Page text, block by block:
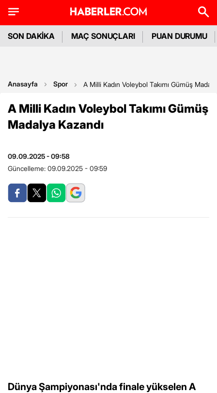
SON DAKİKA MAÇ SONUÇLARI PUAN DURUMU
Anasayfa Spor A Milli Kadın Voleybol Takımı Gümüş
A Milli Kadın Voleybol Takımı Gümüş
Madalya Kazandı
09.09.2025 - 09:58
Güncelleme: 09.09.2025 - 09:59
Dünya Şampiyonası'nda finale yükselen A